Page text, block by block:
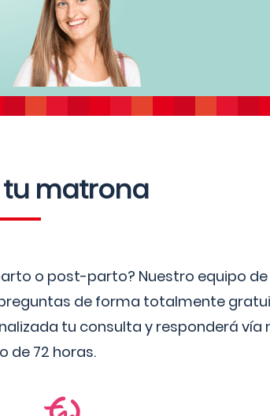
matrona
o post-parto? Nuestro equipo
de forma totalmente
tu consulta y responderá vía
de 72 horas.